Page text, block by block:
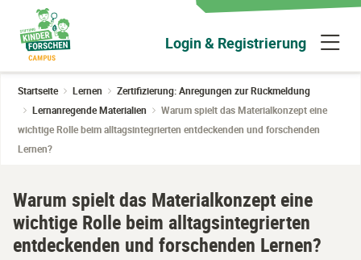
Hauptinhalt
wechseln
Login & Registrierung
Startseite Lernen
Zertifizierung: Anregungen zur Rückmeldung
Lernanregende Materialien
Warum spielt das Materialkonzept eine
wichtige Rolle beim alltagsintegrierten entdeckenden und forschenden
Lernen?
Warum spielt das Materialkonzept eine
wichtige Rolle beim alltagsintegrierten
entdeckenden und forschenden Lernen?